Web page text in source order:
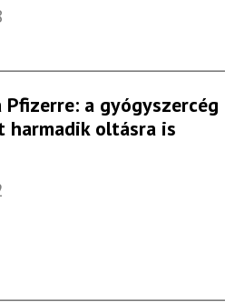
Pfizerre: a gyógyszercég
harmadik oltásra is